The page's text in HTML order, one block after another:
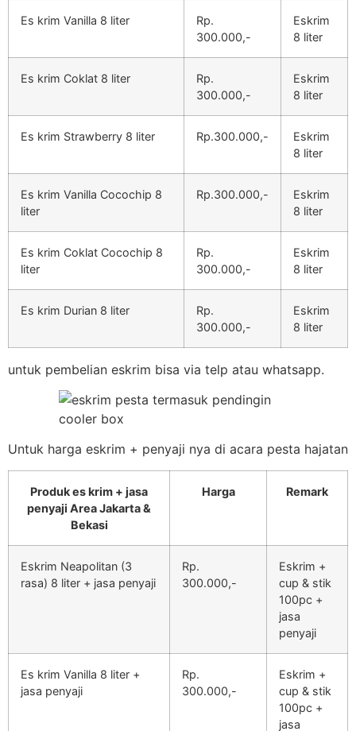
Es krim Vanilla 8 liter
Rp.
300.000,-
Eskrim
8 liter
Es krim Coklat 8 liter
Rp.
300.000,-
Eskrim
8 liter
Es krim Strawberry 8 liter Rp.300.000,-
Eskrim
8 liter
Es krim Vanilla Cocochip 8
liter
Rp.300.000,-
Eskrim
8 liter
Es krim Coklat Cocochip 8
liter
Rp.
300.000,-
Eskrim
8 liter
Es krim Durian 8 liter
Rp.
300.000,-
Eskrim
8 liter
untuk pembelian eskrim bisa via telp atau whatsapp.
Untuk harga eskrim + penyaji nya di acara pesta hajatan
Produk es krim + jasa
penyaji Area Jakarta &
Bekasi
Harga Remark
Eskrim Neapolitan (3
rasa) 8 liter + jasa penyaji
Rp.
300.000,-
Eskrim +
cup & stik
100pc +
jasa
penyaji
Es krim Vanilla 8 liter +
jasa penyaji
Rp.
300.000,-
Eskrim +
cup & stik
100pc +
jasa